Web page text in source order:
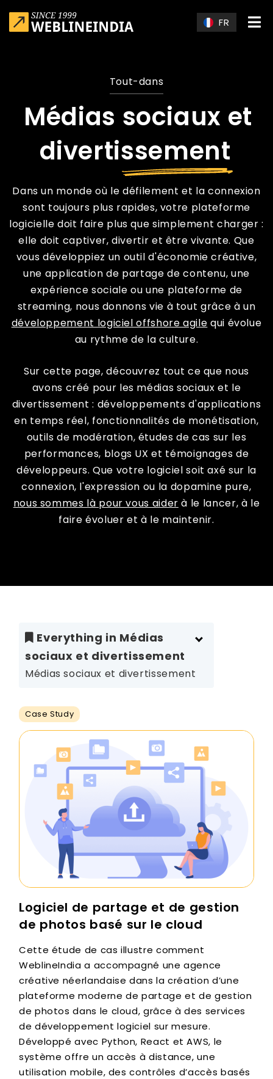
FR
Tout-dans
Médias sociaux et
divertissement
Dans un monde où le défilement et la connexion
sont toujours plus rapides, votre plateforme
logicielle doit faire plus que simplement charger :
elle doit captiver, divertir et être vivante. Que
vous développiez un outil d'économie créative,
une application de partage de contenu, une
expérience sociale ou une plateforme de
streaming, nous donnons vie à tout grâce à un
développement logiciel offshore agile qui évolue
au rythme de la culture.
Sur cette page, découvrez tout ce que nous
avons créé pour les médias sociaux et le
divertissement : développements d'applications
en temps réel, fonctionnalités de monétisation,
outils de modération, études de cas sur les
performances, blogs UX et témoignages de
développeurs. Que votre logiciel soit axé sur la
connexion, l'expression ou la dopamine pure,
nous sommes là pour vous aider à le lancer, à le
faire évoluer et à le maintenir.
Everything in Médias
sociaux et divertissement
Médias sociaux et divertissement
Case Study
Logiciel de partage et de gestion
de photos basé sur le cloud
Cette étude de cas illustre comment
WeblineIndia a accompagné une agence
créative néerlandaise dans la création d’une
plateforme moderne de partage et de gestion
de photos dans le cloud, grâce à des services
de développement logiciel sur mesure.
Développé avec Python, React et AWS, le
système offre un accès à distance, une
utilisation mobile, des contrôles d’accès basés